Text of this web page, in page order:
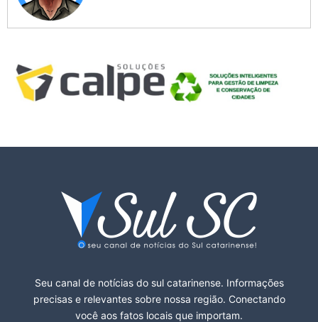
Seu canal de notícias do sul catarinense. Informações
precisas e relevantes sobre nossa região. Conectando
você aos fatos locais que importam.